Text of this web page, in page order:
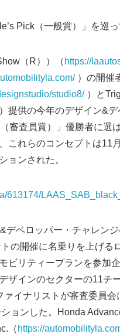
Pick（一般賞）」を巡
（R））（ https://
）の開催
studio8/）と
提供の今年のデザイン&
審査員賞）」優勝者に選
これらのコンセプトは11
ョンされた。
613174/
デベロッパー・チャレン
の開催に名乗りを上げる
ビリティープランを参加
ザインのセクターの11チ
イナリストが審査委員
ョンした。Honda
（ https://